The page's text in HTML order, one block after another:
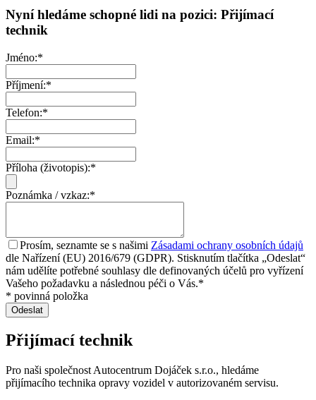
Nyní hledáme schopné lidi na pozici: Přijímací
technik
Jméno:*
Příjmení:*
Telefon:*
Email:*
Příloha (životopis):*
Poznámka / vzkaz:*
Prosím, seznamte se s našimi Zásadami ochrany osobních údajů
dle Nařízení (EU) 2016/679 (GDPR). Stisknutím tlačítka „Odeslat“
nám udělíte potřebné souhlasy dle definovaných účelů pro vyřízení
Vašeho požadavku a následnou péči o Vás.*
* povinná položka
Přijímací technik
Pro naši společnost Autocentrum Dojáček s.r.o., hledáme
přijímacího technika opravy vozidel v autorizovaném servisu.